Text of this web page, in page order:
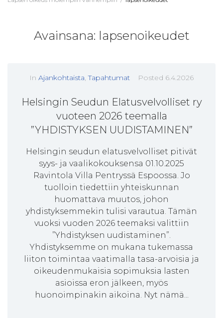
Avainsana: lapsenoikeudet
In Ajankohtaista,Tapahtumat Posted 6.4.2026
Helsingin Seudun Elatusvelvolliset ry
vuoteen 2026 teemalla
”YHDISTYKSEN UUDISTAMINEN”
Helsingin seudun elatusvelvolliset pitivät
syys- ja vaalikokouksensa 01.10.2025
Ravintola Villa Pentryssä Espoossa. Jo
tuolloin tiedettiin yhteiskunnan
huomattava muutos, johon
yhdistyksemmekin tulisi varautua. Tämän
vuoksi vuoden 2026 teemaksi valittiin
”Yhdistyksen uudistaminen”.
Yhdistyksemme on mukana tukemassa
liiton toimintaa vaatimalla tasa-arvoisia ja
oikeudenmukaisia sopimuksia lasten
asioissa eron jälkeen, myös
huonoimpinakin aikoina. Nyt nämä...